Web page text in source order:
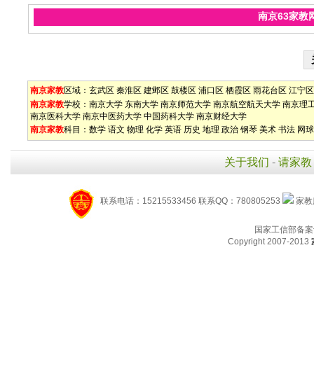
南京63家教
南京家教区域： 玄武区 秦淮区 建邺区 鼓楼区 浦口区 栖霞区 雨花台区 江宁区
南京家教学校： 南京大学 东南大学 南京师范大学 南京航空航天大学 南京理
南京医科大学 南京中医药大学 中国药科大学 南京财经大学
南京家教科目： 数学 语文 物理 化学 英语 历史 地理 政治 钢琴 美术 书法 网球
关于我们 - 请家教
联系电话：15215533456 联系QQ：780805253 家
国家工信部备
Copyright 2007-2013